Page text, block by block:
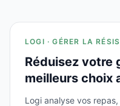
LOGI · GÉRER LA
Réduisez votre
meilleurs choix
Logi analyse vos